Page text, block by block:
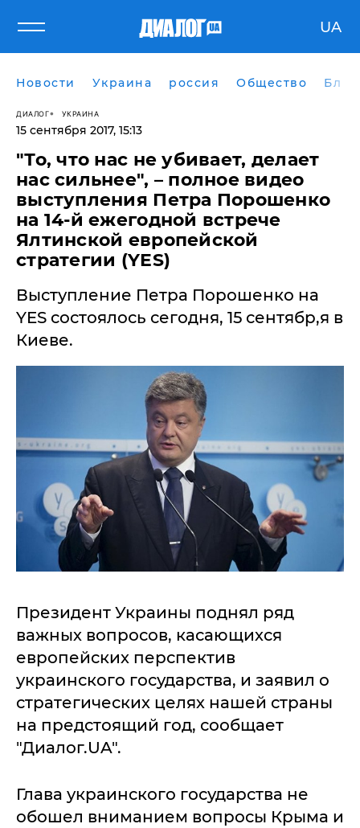
UA
Новости Украина россия Общество
ДИАЛОГ УКРАИНА
15 сентября 2017, 15:13
"То, что нас не убивает, делает
нас сильнее", – полное видео
выступления Петра Порошенко
на 14-й ежегодной встрече
Ялтинской европейской
стратегии (YES)
Выступление Петра Порошенко на
YES состоялось сегодня, 15 сентябр,я в
Киеве.
Президент Украины поднял ряд
важных вопросов, касающихся
европейских перспектив
украинского государства, и заявил о
стратегических целях нашей страны
на предстоящий год, сообщает
"Диалог.UA".
Глава украинского государства не
обошел вниманием вопросы Крыма и